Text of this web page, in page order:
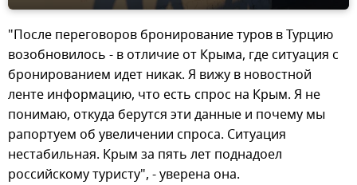
"После переговоров бронирование туров в Турцию
возобновилось - в отличие от Крыма, где ситуация с
бронированием идет никак. Я вижу в новостной
ленте информацию, что есть спрос на Крым. Я не
понимаю, откуда берутся эти данные и почему мы
рапортуем об увеличении спроса. Ситуация
нестабильная. Крым за пять лет поднадоел
российскому туристу", - уверена она.